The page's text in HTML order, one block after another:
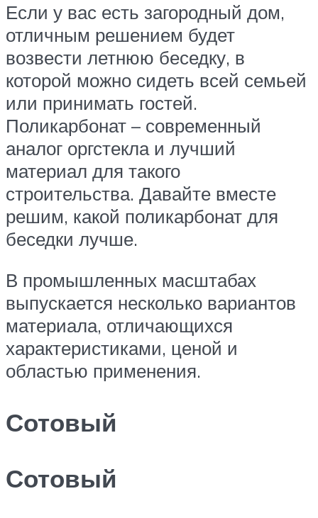
Если у вас есть загородный дом,
отличным решением будет
возвести летнюю беседку, в
которой можно сидеть всей семьей
или принимать гостей.
Поликарбонат – современный
аналог оргстекла и лучший
материал для такого
строительства. Давайте вместе
решим, какой поликарбонат для
беседки лучше.
В промышленных масштабах
выпускается несколько вариантов
материала, отличающихся
характеристиками, ценой и
областью применения.
Сотовый
Сотовый